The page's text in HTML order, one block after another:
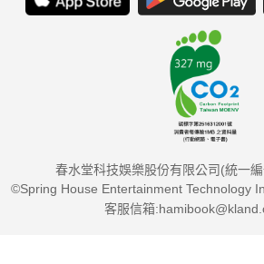
春水堂科技娛樂股份有限公司(統一
©Spring House Entertainment Technology
客服信箱